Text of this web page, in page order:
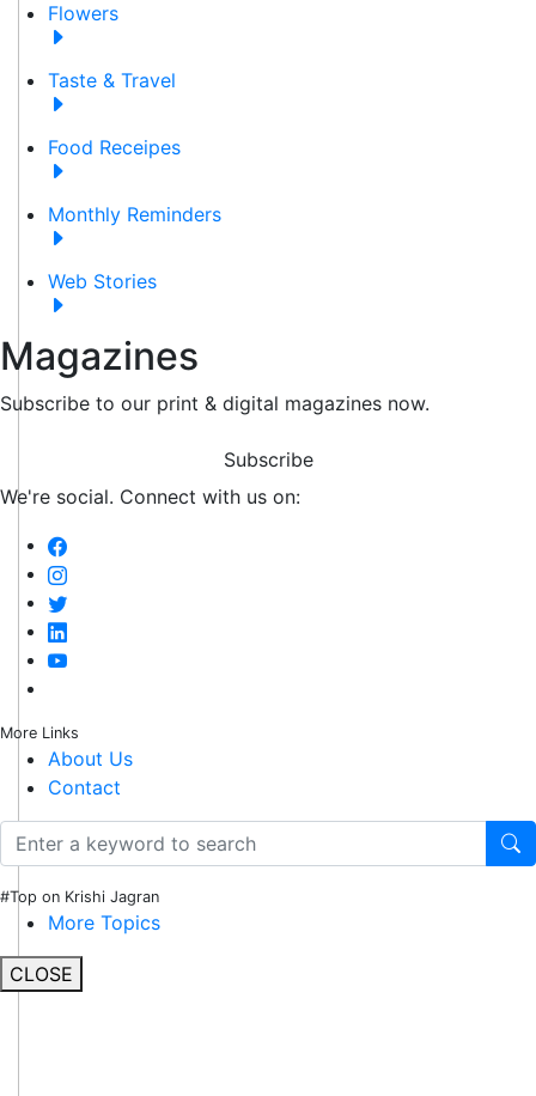
Flowers
Taste & Travel
Food Receipes
Monthly Reminders
Web Stories
Magazines
Subscribe to our print & digital magazines now.
Subscribe
We're social. Connect with us on:
More Links
About Us
Contact
#Top on Krishi Jagran
More Topics
CLOSE